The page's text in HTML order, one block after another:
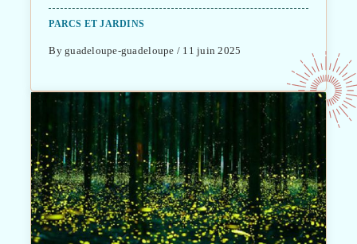
PARCS ET JARDINS
By guadeloupe-guadeloupe / 11 juin 2025